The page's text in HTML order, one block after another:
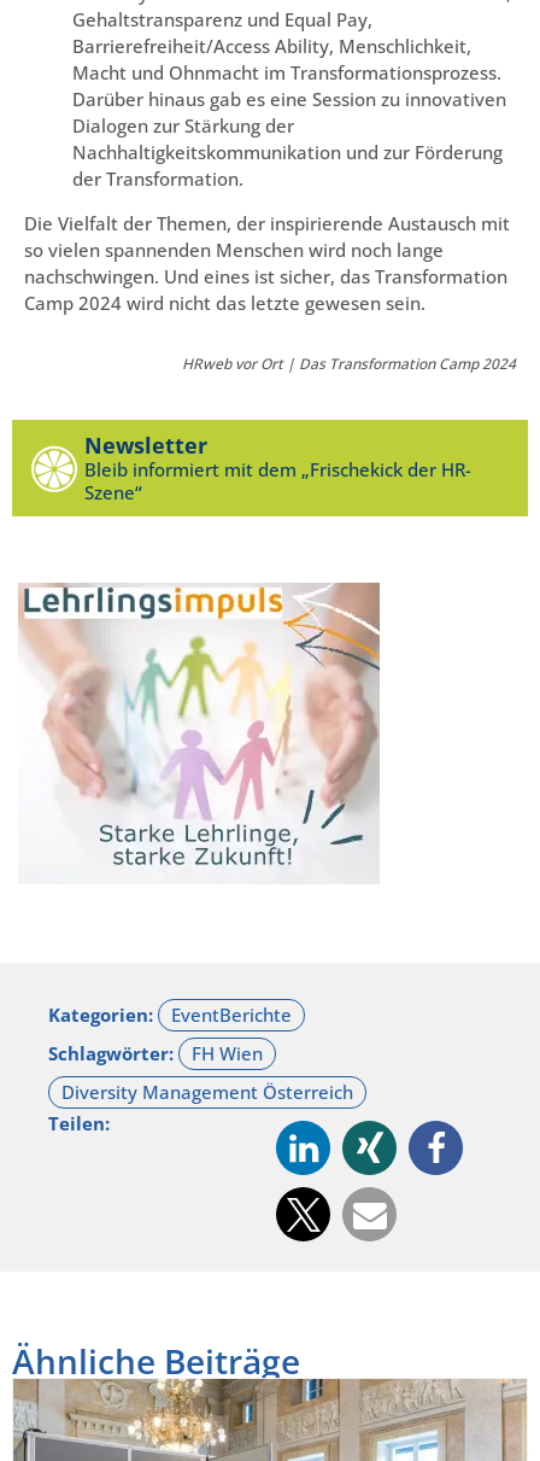
Gehaltstransparenz und Equal Pay,
Barrierefreiheit/Access Ability, Menschlichkeit,
Macht und Ohnmacht im Transformationsprozess.
Darüber hinaus gab es eine Session zu innovativen
Dialogen zur Stärkung der
Nachhaltigkeitskommunikation und zur Förderung
der Transformation.
Die Vielfalt der Themen, der inspirierende Austausch mit
so vielen spannenden Menschen wird noch lange
nachschwingen. Und eines ist sicher, das Transformation
Camp 2024 wird nicht das letzte gewesen sein.
HRweb vor Ort | Das Transformation Camp 2024
Newsletter
Bleib informiert mit dem „Frischekick der HR-
Szene“
Kategorien:
Schlagwörter:
Teilen:
Ähnliche Beiträge